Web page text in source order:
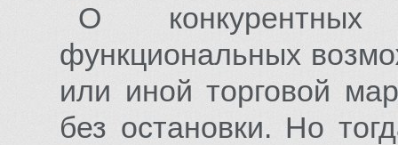
О
функциональных
или иной торговой
без остановки. Но